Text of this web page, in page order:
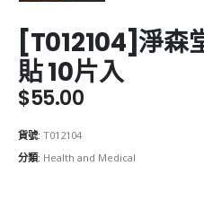
[T012104]淨森
貼 10片入
$55.00
貨號: T012104
分類: Health and Medical